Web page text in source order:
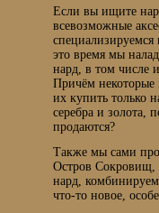
Если вы ищите
всевозможные
это время мы
нард, в том числе
Причём некоторые
их купить только
серебра и золота,
продаются?
Также мы сами
Остров Сокровищ,
нард,
что-то новое,